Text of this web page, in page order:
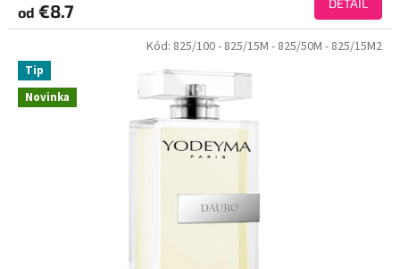
od €8.7 DETAIL
Novinka
Tip
Kód: 825/100- 825/15M - 825/50M - 825/15M2